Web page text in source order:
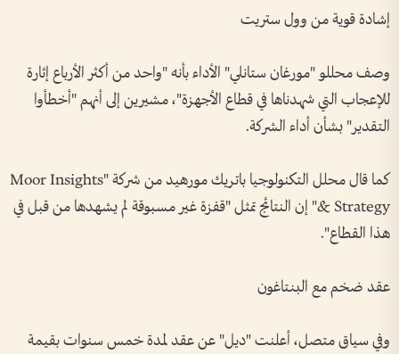
إشادة قوية من وول ستريت
وصف محللو "مورغان ستانلي" الأداء بأنه "واحد من أكثر الأرباع إثارة
للإعجاب التي شهدناها في قطاع الأجهزة"، مشيرين إلى أنهم "أخطأوا
التقدير" بشأن أداء الشركة.
كما قال محلل التكنولوجيا باتريك مورهيد من شركة "Moor Insights
& Strategy" إن النتائج تمثل "قفزة غير مسبوقة لم يشهدها من قبل في
هذا القطاع".
عقد ضخم مع البنتاغون
وفي سياق متصل، أعلنت "ديل" عن عقد لمدة خمس سنوات بقيمة